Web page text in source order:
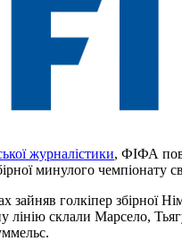
журналістики, ФІФА
минулого чемпіонату
зайняв голкіпер збірної
лінію склали Марсело,